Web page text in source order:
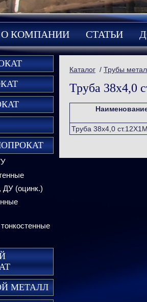
О КОМПАНИИ СТАТЬИ
ДУ (оцинк.)
МЕТАЛЛ
Каталог / Трубы
Труба 38х4,0
Труба 38х4,0